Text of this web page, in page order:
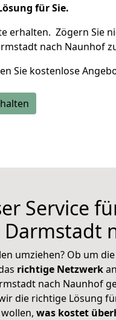
für Sie.
erhalten. Zögern Sie
nach Naunhof
Sie kostenlose
Service
Darmstadt
umziehen? Ob um
richtige Netzwerk
nach Naunhof
die richtige Lösung
was kostet